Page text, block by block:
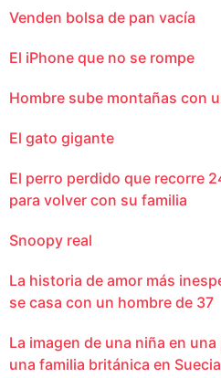
Venden bolsa de pan vacía
El iPhone que no se rompe
Hombre sube montañas con
El gato gigante
El perro perdido que recorre
para volver con su familia
Snoopy real
La historia de amor más
se casa con un hombre de 37
La imagen de una niña en
una familia británica en Suecia